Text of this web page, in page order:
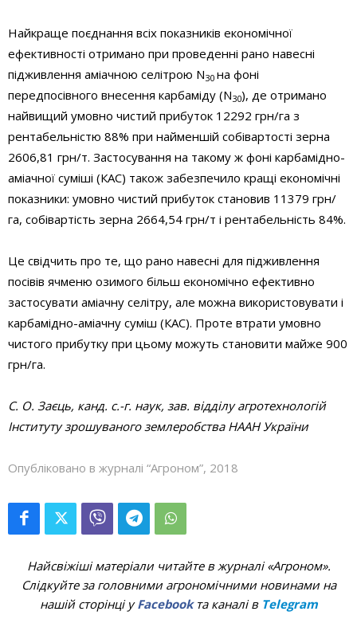
Найкраще поєднання всіх показників економічної
ефективності отримано при проведенні рано навесні
підживлення аміачною селітрою N30 на фоні
передпосівного внесення карбаміду (N30), де отримано
найвищий умовно чистий прибуток 12292 грн/га з
рентабельністю 88% при найменшій собівартості зерна
2606,81 грн/т. Застосування на такому ж фоні карбамідно-
аміачної суміші (КАС) також забезпечило кращі економічні
показники: умовно чистий прибуток становив 11379 грн/
га, собівартість зерна 2664,54 грн/т і рентабельність 84%.
Це свідчить про те, що рано навесні для підживлення
посівів ячменю озимого більш економічно ефективно
застосувати аміачну селітру, але можна використовувати і
карбамідно-аміачну суміш (КАС). Проте втрати умовно
чистого прибутку при цьому можуть становити майже 900
грн/га.
С. О. Заєць, канд. с.-г. наук, зав. відділу агротехнологій
Інституту зрошуваного землеробства НААН України
Опубліковано в журналі “Агроном”, 2018
Найсвіжіші матеріали читайте в журналі «Агроном».
Слідкуйте за головними агрономічними новинами на
нашій сторінці уFacebookта каналі в Telegram